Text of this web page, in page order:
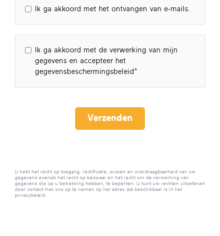
Ik ga akkoord met het ontvangen van e-mails.
Ik ga akkoord met de verwerking van mijn
gegevens en accepteer het
gegevensbeschermingsbeleid
Verzenden
U hebt het recht op toegang, rectificatie, wissen en overdraagbaarheid van uw
gegevens evenals het recht op bezwaar en het recht om de verwerking van
gegevens die op u betrekking hebben, te beperken. U kunt uw rechten uitoefenen
door contact met ons op te nemen op het adres dat beschikbaar is in het
privacybeleid.